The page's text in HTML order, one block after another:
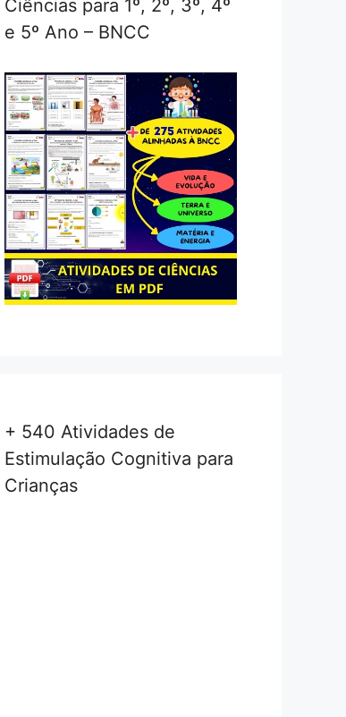
Ciências para 1º, 2º, 3º, 4º
e 5º Ano – BNCC
+ 540 Atividades de
Estimulação Cognitiva para
Crianças